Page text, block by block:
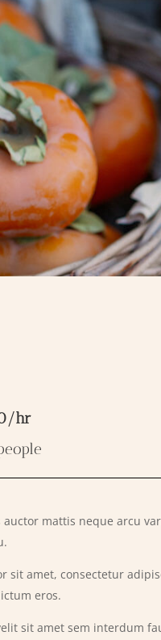
hr
mattis neque arcu
sit amet, consectetur
eros.
sit amet sem interdum